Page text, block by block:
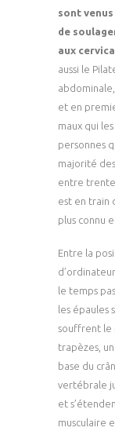
sont
de
aux
aussi le
et en
maux qui
personnes
majorité
entre
est en train
plus connu
Entre la
le temps
les épaules
souffrent le
trapèzes,
base du
vertébrale
et
musculaire